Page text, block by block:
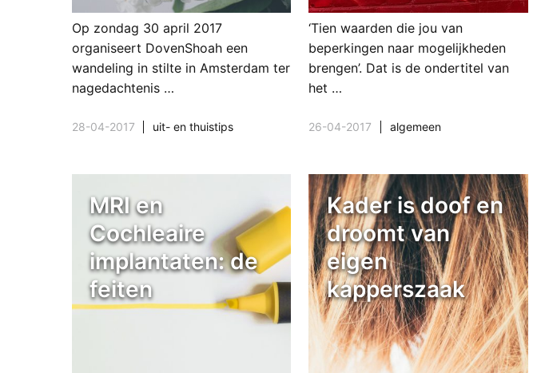
Op zondag 30 april 2017
organiseert DovenShoah een
wandeling in stilte in Amsterdam ter
nagedachtenis …
28-04-2017 uit- en thuistips
‘Tien waarden die jou van
beperkingen naar mogelijkheden
brengen’. Dat is de ondertitel van
het …
26-04-2017 algemeen
MRI en
Cochleaire
implantaten: de
feiten
Kader is doof en
droomt van
eigen
kapperszaak